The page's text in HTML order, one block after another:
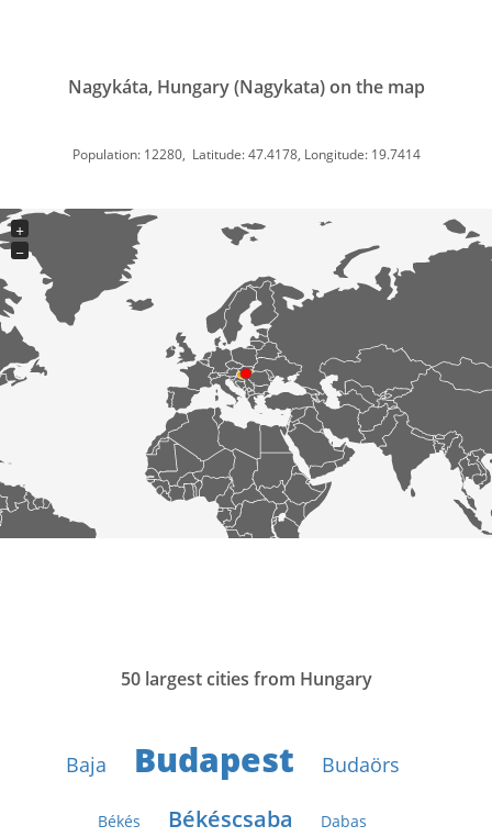
Nagykáta, Hungary (Nagykata) on the map
Population: 12280, Latitude: 47.4178, Longitude: 19.7414
+
−
50 largest cities from Hungary
Baja Budapest Budaörs
Békés Békéscsaba Dabas